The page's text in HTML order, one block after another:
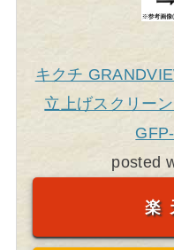
キクチ
立上げスクリー
posted
楽